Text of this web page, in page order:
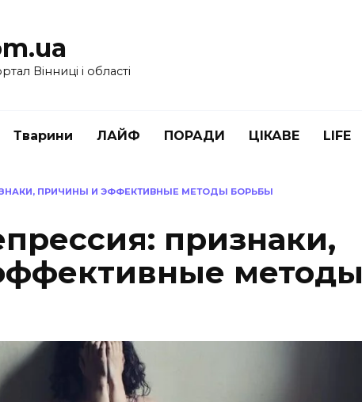
Вінниці і області
Тварини ЛАЙФ ПОРАДИ ЦІКАВЕ LIFE
ПРИЧИНЫ И ЭФФЕКТИВНЫЕ МЕТОДЫ БОРЬБЫ
признаки,
методы